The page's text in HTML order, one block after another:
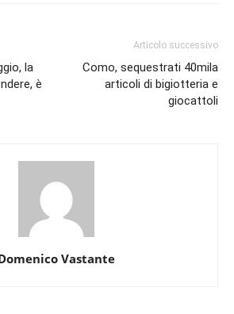
la
è
Articolo successivo
Como, sequestrati 40mila
articoli di bigiotteria e
giocattoli
Vastante